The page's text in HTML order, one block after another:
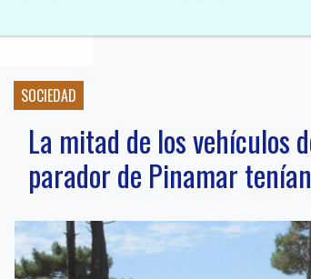
SOCIEDAD
La mitad de los vehículos
parador de Pinamar